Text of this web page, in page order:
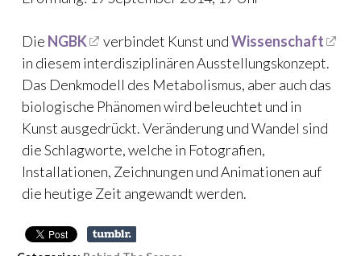
Die NGBK verbindet Kunst undWissenschaft
in diesem interdisziplinären Ausstellungskonzept.
Das Denkmodell des Metabolismus, aber auch das
biologische Phänomen wird beleuchtet und in
Kunst ausgedrückt. Veränderung und Wandel sind
die Schlagworte, welche in Fotografien,
Installationen, Zeichnungen und Animationen auf
die heutige Zeit angewandt werden.